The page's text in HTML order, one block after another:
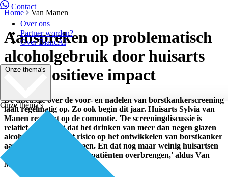
Contact
Over ons
Partner worden?
Over BiancAI
Onze thema's
Onze thema's
Home Van Manen
Aanspreken op problematisch
alcoholgebruik door huisarts
heeft positieve impact
De discussie over de voor- en nadelen van borstkankerscreening
laait regelmatig op. Zo ook begin dit jaar. Huisarts Sylvia van
Manen reageert op de commotie. 'De screeningdiscussie is
relatief als je weet dat het drinken van meer dan negen glazen
alcohol per week het risico op het ontwikkelen van borstkanker
aanzienlijk doet toenemen. En dat nog maar weinig huisartsen
deze boodschap aan hun patiënten overbrengen,' aldus Van
Manen.